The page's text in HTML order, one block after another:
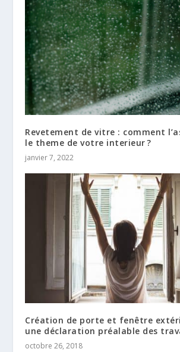
Revetement de vitre : comment
le theme de votre interieur ?
janvier 7, 2022
Création de porte et fenêtre
une déclaration préalable des
octobre 26, 2018